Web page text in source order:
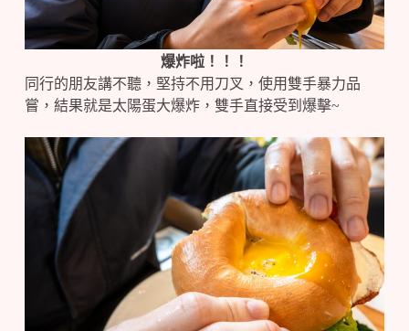
爆炸啦！！！
同行的朋友講不聽，堅持不用刀叉，使用雙手暴力品
嘗，結果就是太陽蛋大爆炸，雙手直接受到爆擊~